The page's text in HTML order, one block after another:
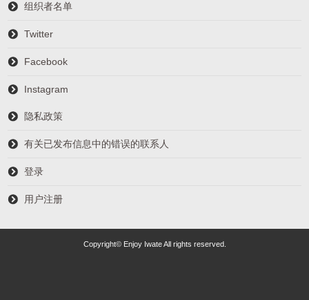
组织者名单
Twitter
Facebook
Instagram
隐私政策
有关已发布信息中的错误的联系人
登录
用户注册
Copyright© Enjoy Iwate All rights reserved.